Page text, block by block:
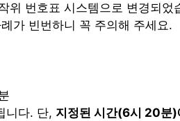
위 번호표 시스템으로 변경되었
가 빈번하니 꼭 주의해 주세요.
니다. 단, 지정된 시간(6시 20분)